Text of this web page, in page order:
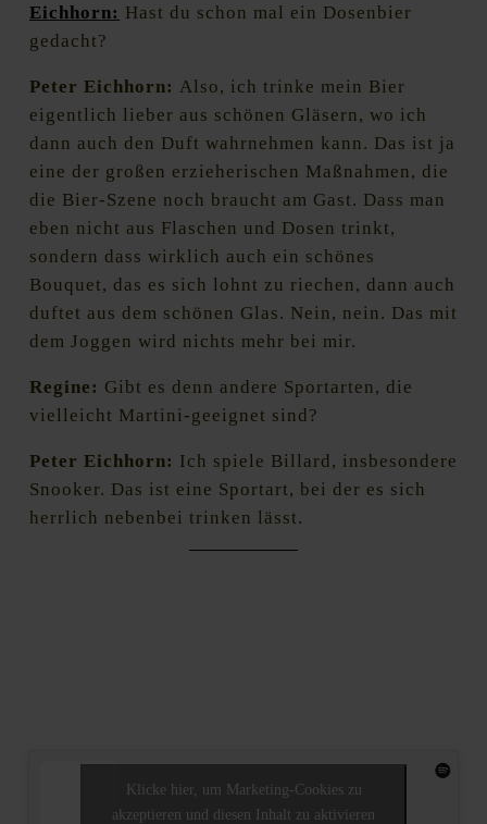
Eichhorn: Hast du schon mal ein Dosenbier
gedacht?
Peter Eichhorn: Also, ich trinke mein Bier
eigentlich lieber aus schönen Gläsern, wo ich
dann auch den Duft wahrnehmen kann. Das ist ja
eine der großen erzieherischen Maßnahmen, die
die Bier-Szene noch braucht am Gast. Dass man
eben nicht aus Flaschen und Dosen trinkt,
sondern dass wirklich auch ein schönes
Bouquet, das es sich lohnt zu riechen, dann auch
duftet aus dem schönen Glas. Nein, nein. Das mit
dem Joggen wird nichts mehr bei mir.
Regine: Gibt es denn andere Sportarten, die
vielleicht Martini-geeignet sind?
Peter Eichhorn: Ich spiele Billard, insbesondere
Snooker. Das ist eine Sportart, bei der es sich
herrlich nebenbei trinken lässt.
Klicke hier, um Marketing-Cookies zu
akzeptieren und diesen Inhalt zu aktivieren